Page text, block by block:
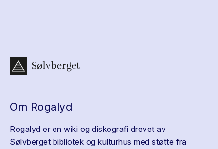
Om Rogalyd
Rogalyd er en wiki og diskografi drevet av
Sølvberget bibliotek og kulturhus med støtte fra